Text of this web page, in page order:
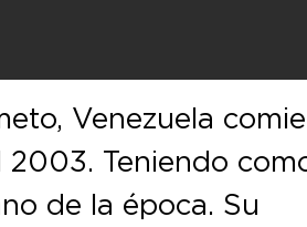
Venezuela
Teniendo
de la época. Su